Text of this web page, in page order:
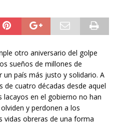
otro aniversario del golpe
sueños de millones de
un país más justo y solidario. A
de cuatro décadas desde aquel
lacayos en el gobierno no han
y perdonen a los
vidas obreras de una forma